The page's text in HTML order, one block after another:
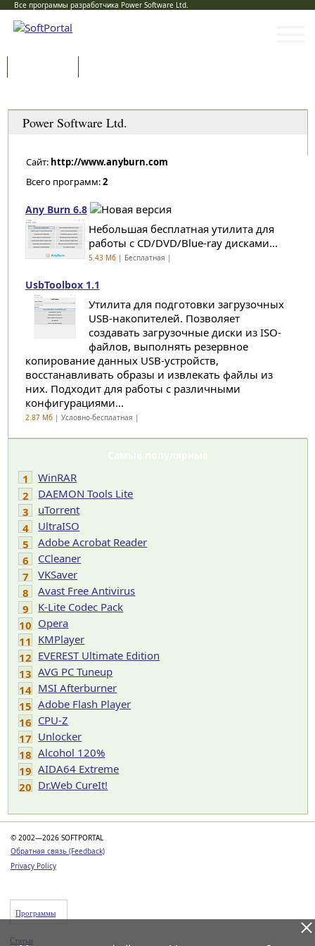
Все программы разработчика Power Software Ltd.
Power Software Ltd.
Сайт: http://www.anyburn.com
Всего программ:2
Any Burn 6.8
Небольшая бесплатная утилита для
работы с CD/DVD/Blue-ray дисками...
5.43 Мб| Бесплатная |
UsbToolbox 1.1
Утилита для подготовки загрузочных
USB-накопителей. Позволяет
создавать загрузочные диски из ISO-
файлов, выполнять резервное
копирование данных USB-устройств,
восстанавливать образы и извлекать файлы из
них. Подходит для работы с различными
конфигурациями...
2.87 Мб| Условно-бесплатная |
Самые популярные
1
WinRAR
2
DAEMON Tools Lite
3
uTorrent
4
UltraISO
5
Adobe Acrobat Reader
6
CCleaner
7
VKSaver
8
Avast Free Antivirus
9
K-Lite Codec Pack
10 Opera
11 KMPlayer
12 EVEREST Ultimate Edition
13 AVG PC Tuneup
14 MSI Afterburner
15 Adobe Flash Player
16 CPU-Z
17 Unlocker
18 Alcohol 120%
19 AIDA64 Extreme
20 Dr.Web CureIt!
© 2002—2026 SOFTPORTAL
Обратная связь (Feedback)
Privacy Policy
Программы
Статьи